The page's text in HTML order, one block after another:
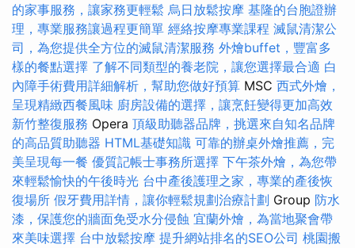
的家事服務，讓家務更輕鬆 烏日放鬆按摩 基隆的台胞證辦
理，專業服務讓過程更簡單 經絡按摩專業課程 滅鼠清潔公
司，為您提供全方位的滅鼠清潔服務 外燴buffet，豐富多
樣的餐點選擇 了解不同類型的養老院，讓您選擇最合適 白
內障手術費用詳細解析，幫助您做好預算 MSC 西式外燴，
呈現精緻西餐風味 廚房設備的選擇，讓烹飪變得更加高效
新竹整復服務 Opera 頂級助聽器品牌，挑選來自知名品牌
的高品質助聽器 HTML基礎知識 可靠的辦桌外燴推薦，完
美呈現每一餐 優質記帳士事務所選擇 下午茶外燴，為您帶
來輕鬆愉快的午後時光 台中產後護理之家，專業的產後恢
復場所 假牙費用詳情，讓你輕鬆規劃治療計劃 Group 防水
漆，保護您的牆面免受水分侵蝕 宜蘭外燴，為當地聚會帶
來美味選擇 台中放鬆按摩 提升網站排名的SEO公司 桃園搬